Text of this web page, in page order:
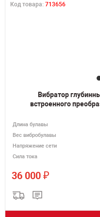
Код товара: 713656
Вибратор
встроенного
Длина булавы
Вес вибробулавы
Напряжение сети
Сила тока
36 000 ₽